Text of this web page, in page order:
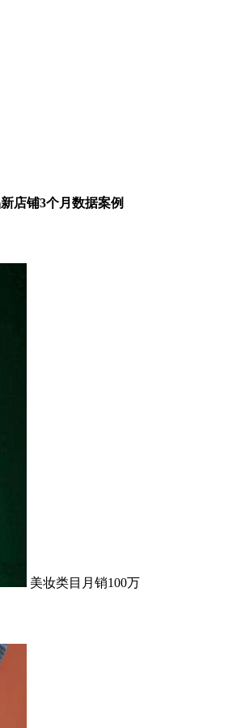
店铺3个月数据案例
美妆类目月销100万